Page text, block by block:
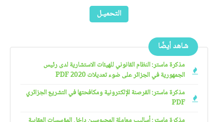
التحميـل
شاهد أيضًا
مذكرة ماستر: النظام القانوني للهيئات الاستشارية لدى رئيس
الجمهورية في الجزائر على ضوء تعديلات 2020 PDF
مذكرة ماستر: القرصنة الإلكترونية ومكافحتها في التشريع الجزائري
PDF